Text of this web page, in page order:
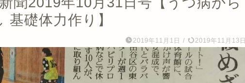
礎体力作り】
2019年11月1日 / 2019年11月13日